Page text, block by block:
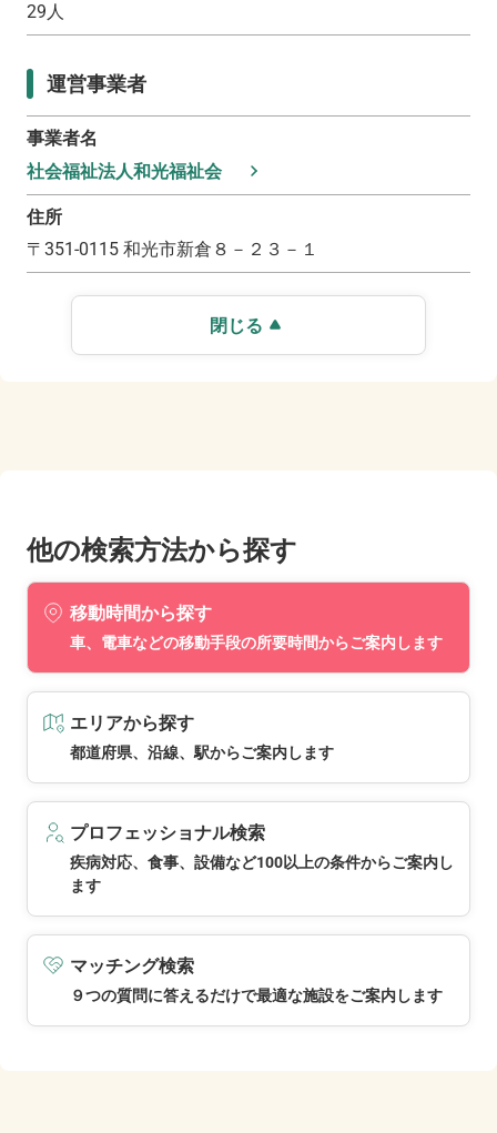
29人
運営事業者
事業者名
社会福祉法人和光福祉会
住所
〒 351-0115 和光市新倉８－２３－１
閉じる
他の検索方法から探す
移動時間から探す
車、電車などの移動手段の所要時間からご案内します
エリアから探す
都道府県、沿線、駅からご案内します
プロフェッショナル検索
疾病対応、食事、設備など100以上の条件からご案内し
ます
マッチング検索
９つの質問に答えるだけで最適な施設をご案内します